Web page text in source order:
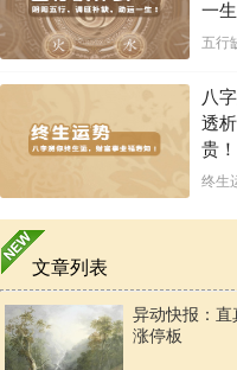
一生
五行
八
透
贵！
终生
文章列表
异动快报：直
涨停板